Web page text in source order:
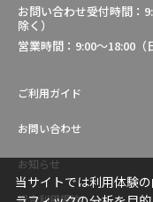
お問い合わせ受付時間：
除く）
営業時間：9:00～18:00（
ご利用ガイド
お問い合わせ
お知らせ
総合利用規約
当サイトでは利用体験